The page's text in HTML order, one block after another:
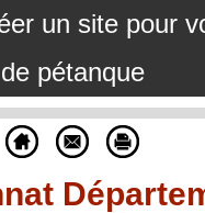
un site pour
de pétanque